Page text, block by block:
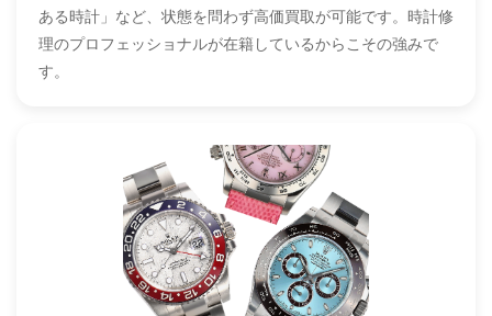
ある時計」など、状態を問わず高価買取が可能です。時計修
理のプロフェッショナルが在籍しているからこその強みで
す。